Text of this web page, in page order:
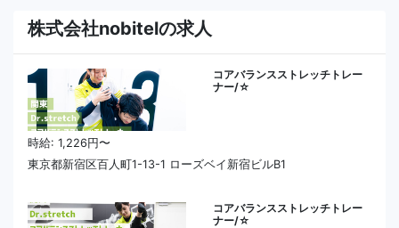
株式会社nobitelの求人
コアバランスストレッチトレー
ナー/☆
時給: 1,226円〜
東京都新宿区百人町1-13-1 ローズベイ新宿ビルB1
コアバランスストレッチトレー
ナー/☆